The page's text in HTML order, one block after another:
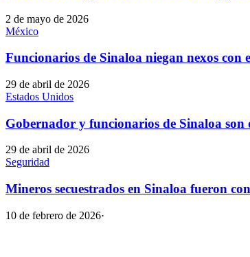
2 de mayo de 2026
México
Funcionarios de Sinaloa niegan nexos
29 de abril de 2026
Estados Unidos
Gobernador y funcionarios de Sinaloa
29 de abril de 2026
Seguridad
Mineros secuestrados en Sinaloa fueron
10 de febrero de 2026·